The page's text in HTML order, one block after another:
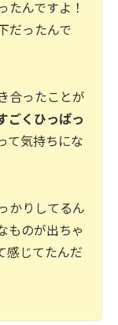
たんですよ！
だったんで
合ったことが
ごくひっぱっ
て気持ちにな
かりしてるん
ものが出ちゃ
感じてたんだ